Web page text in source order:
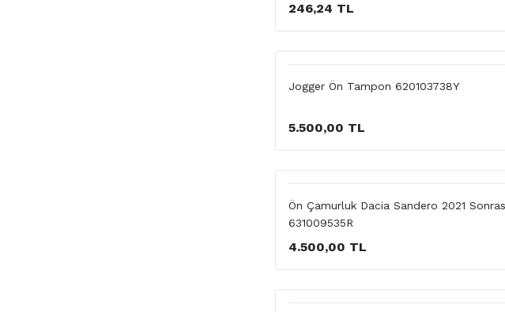
246,24 TL
Jogger Ön Tampon 620103738Y
5.500,00 TL
Ön Çamurluk Dacia Sandero 2021
631009535R
4.500,00 TL